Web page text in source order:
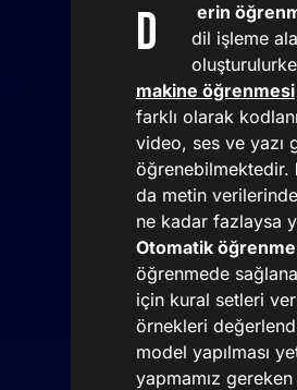
Derin
dil işleme
makine öğrenmesi
farklı olarak
video, ses ve yazı
öğrenebilmektedir.
da metin
ne kadar fazlaysa
Otomatik öğrenme
öğrenmede
için kural setleri
örnekleri
model yapılması
yapmamız